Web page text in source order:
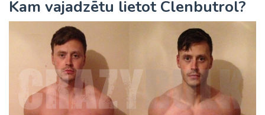
Kam vajadzētu lietot Clenbutrol?